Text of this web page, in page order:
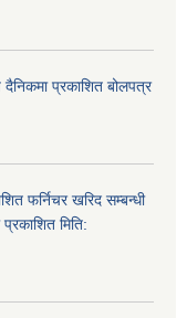
प्रकाशित बोलपत्र
फर्निचर खरिद सम्बन्धी
मिति: